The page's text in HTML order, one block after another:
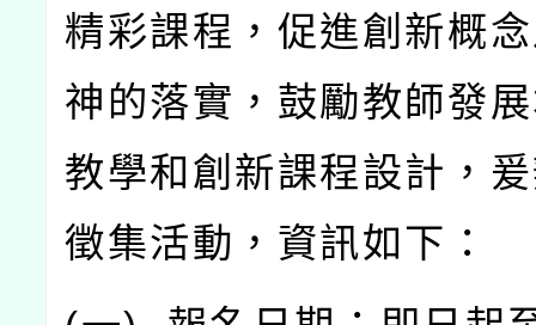
精彩課程，促進創新概
神的落實，鼓勵教師發
教學和創新課程設計，
徵集活動，資訊如下：